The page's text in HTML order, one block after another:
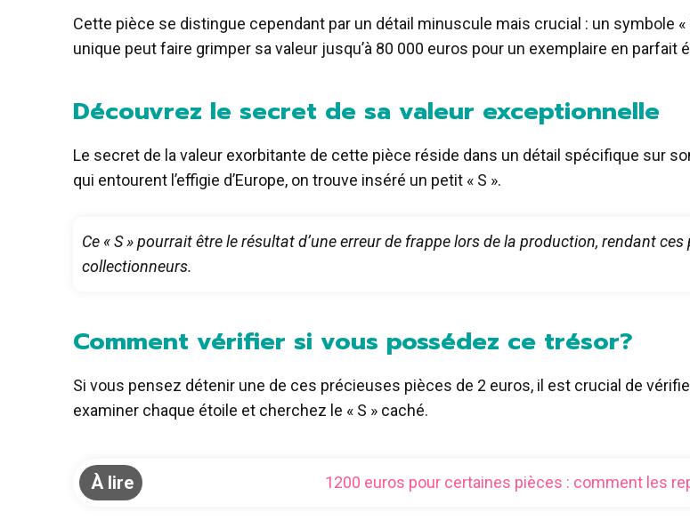
Cette pièce se distingue cependant par un détail minuscule mais crucial : un symbole
unique peut faire grimper sa valeur jusqu’à 80 000 euros pour un exemplaire en parfait
Découvrez le secret de sa valeur exceptionnelle
Le secret de la valeur exorbitante de cette pièce réside dans un détail spécifique sur
qui entourent l’effigie d’Europe, on trouve inséré un petit « S ».
Ce « S » pourrait être le résultat d’une erreur de frappe lors de la production, rendant
collectionneurs.
Comment vérifier si vous possédez ce trésor?
Si vous pensez détenir une de ces précieuses pièces de 2 euros, il est crucial de
examiner chaque étoile et cherchez le « S » caché.
À lire 1200 euros pour certaines pièces : comment les